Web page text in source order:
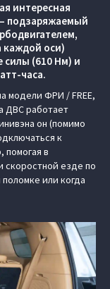
интересная
подзаряжаемый
каждой оси)
(610 Нм) и
часа.
модели ФРИ / FREE,
ДВС работает
он (помимо
к
помогая в
скоростной езде по
или когда